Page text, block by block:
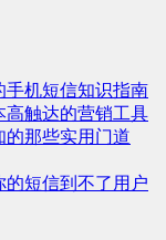
手机短信知识指南
高触达的营销工具
的那些实用门道
短信到不了用户